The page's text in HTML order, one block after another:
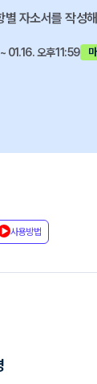
자소서를 작성
오후11:59
사용방법